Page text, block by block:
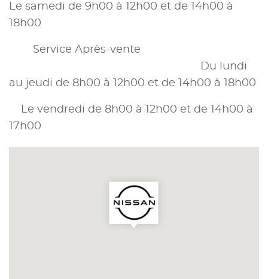
Le samedi de 9h00 à 12h00 et de 14h00 à
18h00
Service Après-vente
Du lundi
au jeudi de 8h00 à 12h00 et de 14h00 à 18h00
Le vendredi de 8h00 à 12h00 et de 14h00 à
17h00